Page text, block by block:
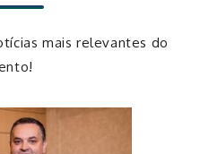
mais relevantes do